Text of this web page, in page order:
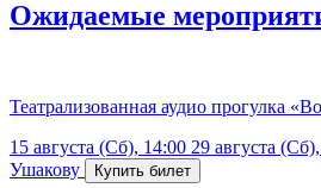
Ожидаемые
Театрализованная аудио прогулка
15 августа (Сб), 14:00 29 августа
Ушакову